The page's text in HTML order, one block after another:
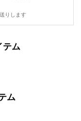
りします
テム
ム